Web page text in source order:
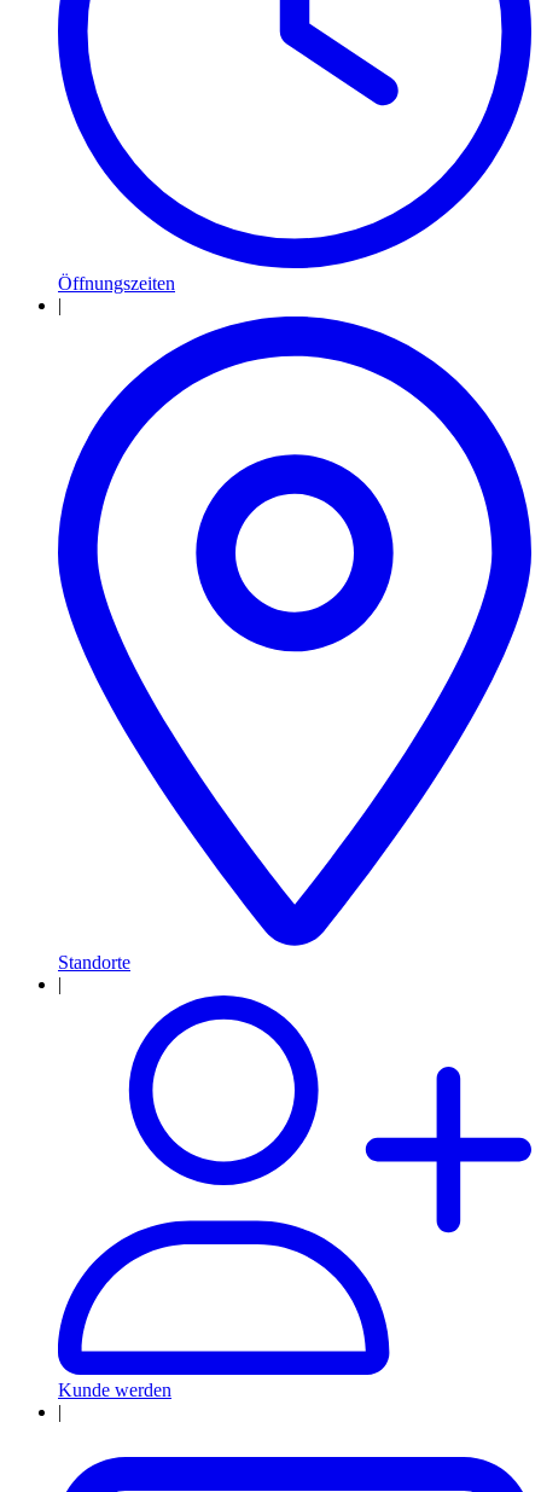
Öffnungszeiten
|
Standorte
Kunde werden
|